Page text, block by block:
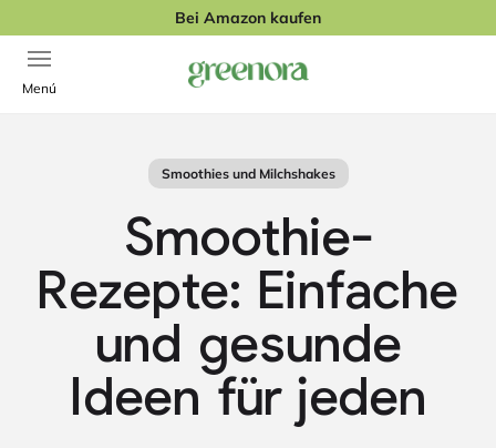
Bei Amazon kaufen
Navigationsmenü öffnen
Menú
Greenora
Smoothies und Milchshakes
Smoothie-
Rezepte: Einfache
und gesunde
Ideen für jeden